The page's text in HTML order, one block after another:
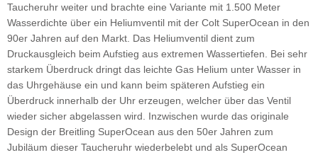
Taucheruhr weiter und brachte eine Variante mit 1.500 Meter
Wasserdichte über ein Heliumventil mit der Colt SuperOcean in den
90er Jahren auf den Markt. Das Heliumventil dient zum
Druckausgleich beim Aufstieg aus extremen Wassertiefen. Bei sehr
starkem Überdruck dringt das leichte Gas Helium unter Wasser in
das Uhrgehäuse ein und kann beim späteren Aufstieg ein
Überdruck innerhalb der Uhr erzeugen, welcher über das Ventil
wieder sicher abgelassen wird. Inzwischen wurde das originale
Design der Breitling SuperOcean aus den 50er Jahren zum
Jubiläum dieser Taucheruhr wiederbelebt und als SuperOcean